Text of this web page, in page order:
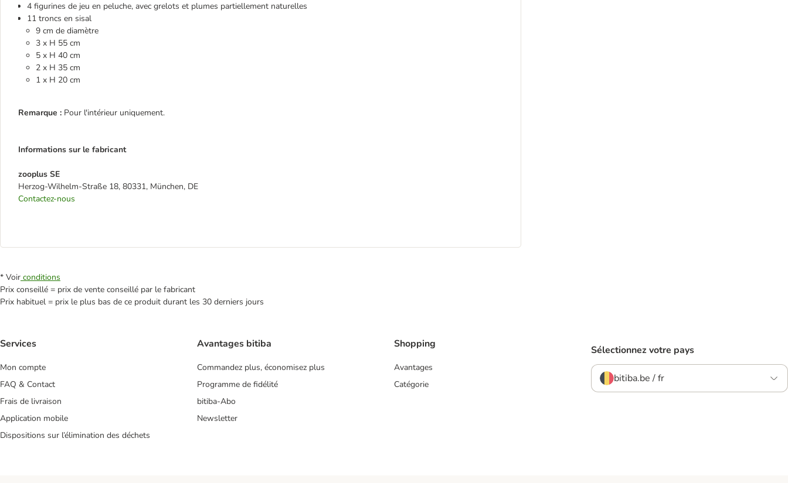
4 figurines de jeu en peluche, avec grelots et plumes partiellement naturelles
11 troncs en sisal
9 cm de diamètre
3 x H 55 cm
5 x H 40 cm
2 x H 35 cm
1 x H 20 cm
Remarque : Pour l'intérieur uniquement.
Informations sur le fabricant
zooplus SE
Herzog-Wilhelm-Straße 18, 80331, München, DE
Contactez-nous
* Voir conditions
Prix conseillé = prix de vente conseillé par le fabricant
Prix habituel = prix le plus bas de ce produit durant les 30 derniers jours
Services
Mon compte
FAQ & Contact
Frais de livraison
Application mobile
Dispositions sur l’élimination des déchets
Avantages bitiba
Commandez plus, économisez plus
Programme de fidélité
bitiba-Abo
Newsletter
Shopping
Avantages
Catégorie
Sélectionnez votre pays
bitiba.be / fr